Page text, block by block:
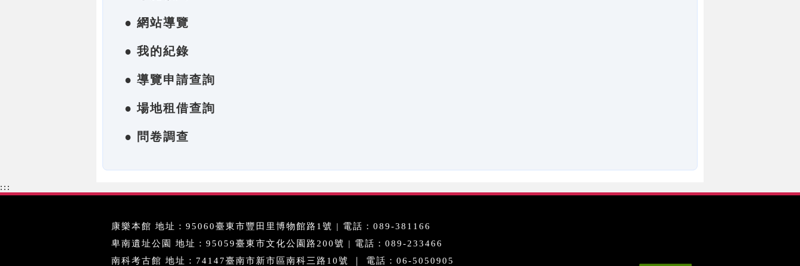
● 網站導覽
● 我的紀錄
● 導覽申請查詢
● 場地租借查詢
● 問卷調查
:::
康樂本館 地址：95060臺東市豐田里博物館路1號 | 電話：089-381166
卑南遺址公園 地址：95059臺東市文化公園路200號 | 電話：089-233466
南科考古館 地址：74147臺南市新市區南科三路10號 ｜ 電話：06-5050905